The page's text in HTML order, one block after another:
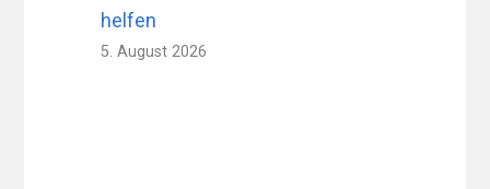
helfen
5. August 2026